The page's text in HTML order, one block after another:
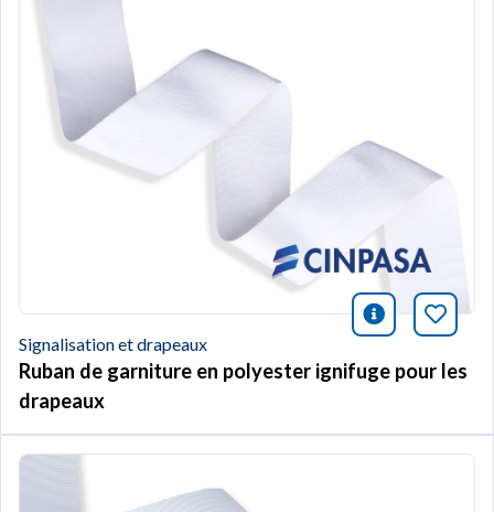
icono
Signalisation et drapeaux
Ruban de garniture en polyester ignifuge pour les
drapeaux